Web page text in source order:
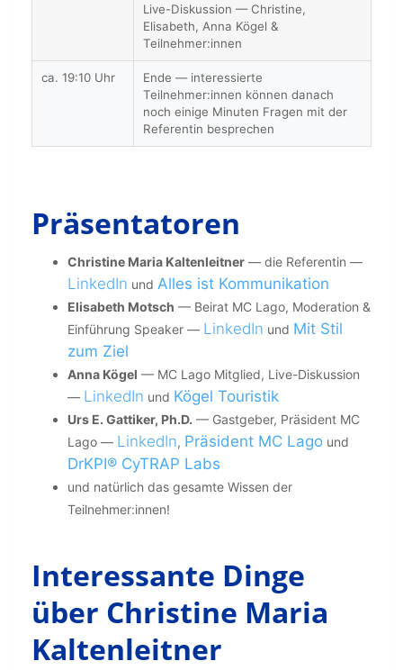
Live-Diskussion — Christine,
Elisabeth, Anna Kögel &
Teilnehmer:innen
ca. 19:10 Uhr
Ende — interessierte
Teilnehmer:innen können danach
noch einige Minuten Fragen mit der
Referentin besprechen
Präsentatoren
Christine Maria Kaltenleitner — die Referentin —
LinkedIn und Alles ist Kommunikation
Elisabeth Motsch — Beirat MC Lago, Moderation &
Einführung Speaker — LinkedIn und Mit Stil
zum Ziel
Anna Kögel — MC Lago Mitglied, Live-Diskussion
— LinkedIn und Kögel Touristik
Urs E. Gattiker, Ph.D. — Gastgeber, Präsident MC
Lago — LinkedIn, Präsident MC Lago und
DrKPI® CyTRAP Labs
und natürlich das gesamte Wissen der
Teilnehmer:innen!
Interessante Dinge
über Christine Maria
Kaltenleitner